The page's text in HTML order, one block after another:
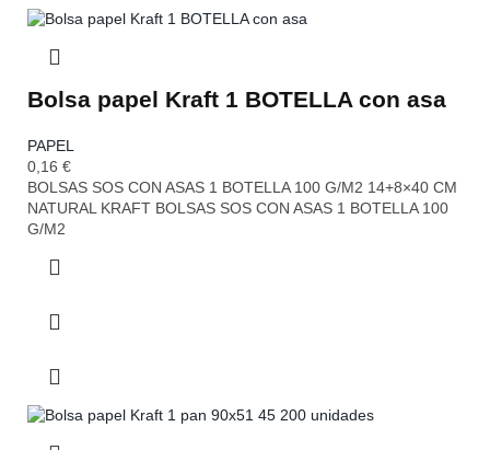
Bolsa papel Kraft 1 BOTELLA con asa
PAPEL
0,16 €
BOLSAS SOS CON ASAS 1 BOTELLA 100 G/M2 14+8×40 CM
NATURAL KRAFT BOLSAS SOS CON ASAS 1 BOTELLA 100
G/M2